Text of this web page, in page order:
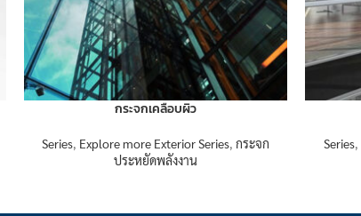
กระจกเคลือบผิว
Series, Explore more Exterior Series, กระจก
ประหยัดพลังงาน
Series,